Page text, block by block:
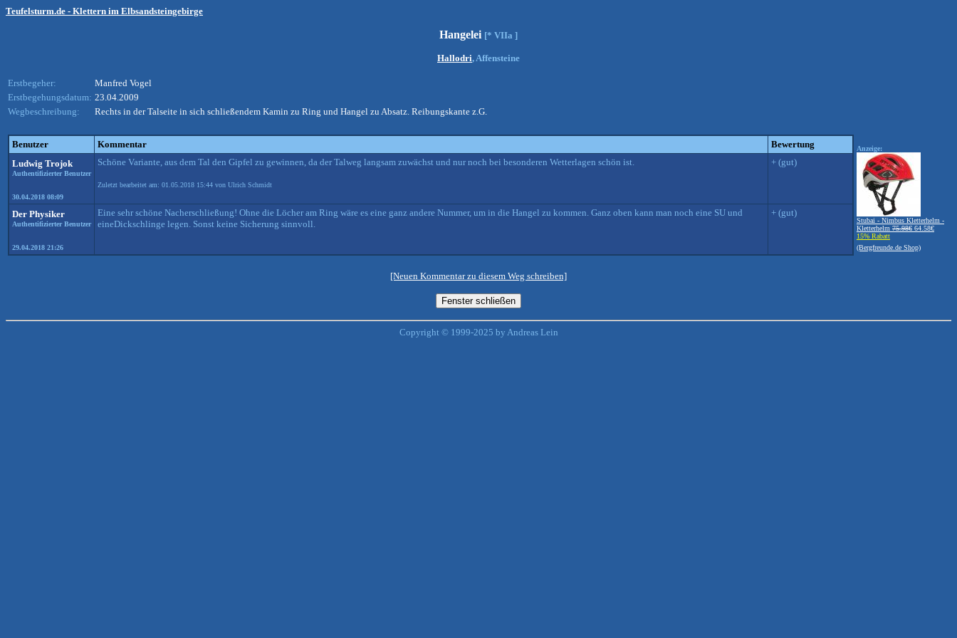
Teufelsturm.de - Klettern im Elbsandsteingebirge
Hangelei [* VIIa ]
Hallodri, Affensteine
Erstbegeher:
Manfred Vogel
Erstbegehungsdatum: 23.04.2009
Wegbeschreibung:
Rechts in der Talseite in sich schließendem Kamin zu Ring und Hangel zu Absatz. Reibungskante z.G.
Benutzer Kommentar
Bewertung
Ludwig Trojok
Authentifizierter Benutzer
30.04.2018 08:09
Schöne Variante, aus dem Tal den Gipfel zu gewinnen, da der Talweg langsam zuwächst und nur noch bei besonderen Wetterlagen schön ist.
Zuletzt bearbeitet am: 01.05.2018 15:44 von Ulrich Schmidt
+ (gut)
Der Physiker
Authentifizierter Benutzer
29.04.2018 21:26
Eine sehr schöne Nacherschließung! Ohne die Löcher am Ring wäre es eine ganz andere Nummer, um in die Hangel zu kommen. Ganz oben kann man noch eine SU und
eineDickschlinge legen. Sonst keine Sicherung sinnvoll.
+ (gut)
Anzeige:
Stubai - Nimbus Kletterhelm -
Kletterhelm 75.98€ 64.58€
15% Rabatt
(Bergfreunde.de Shop)
[Neuen Kommentar zu diesem Weg schreiben]
Copyright © 1999-2025 by Andreas Lein